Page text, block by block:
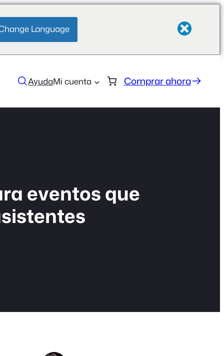
Language
AyudaMi cuenta Comprar ahora
eventos que